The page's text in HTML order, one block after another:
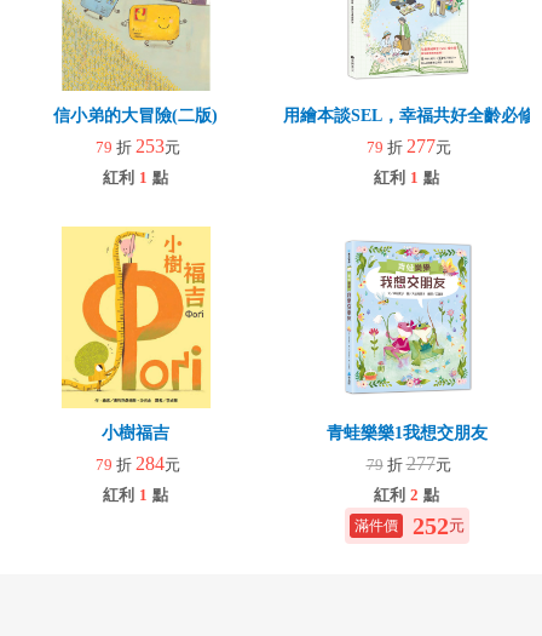
信小弟的大冒險(二版)
79 折 253元
紅利 1 點
用繪本談SEL，幸福共好全齡必修
79 折 277元
紅利 1 點
小樹福吉
79 折 284元
紅利 1 點
青蛙樂樂1我想交朋友
79 折277元
紅利 2 點
252元